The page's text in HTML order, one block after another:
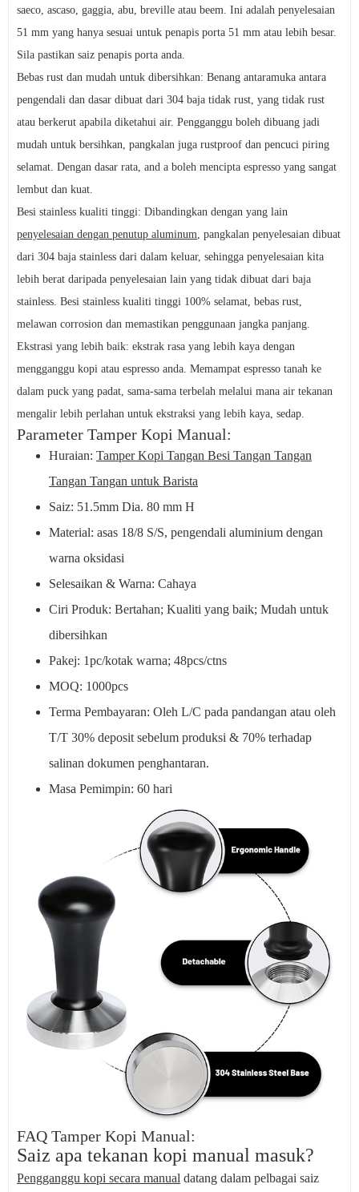
saeco, ascaso, gaggia, abu, breville atau beem. Ini adalah penyelesaian
51 mm yang hanya sesuai untuk penapis porta 51 mm atau lebih besar.
Sila pastikan saiz penapis porta anda.
Bebas rust dan mudah untuk dibersihkan: Benang antaramuka antara
pengendali dan dasar dibuat dari 304 baja tidak rust, yang tidak rust
atau berkerut apabila diketahui air. Pengganggu boleh dibuang jadi
mudah untuk bersihkan, pangkalan juga rustproof dan pencuci piring
selamat. Dengan dasar rata, and a boleh mencipta espresso yang sangat
lembut dan kuat.
Besi stainless kualiti tinggi: Dibandingkan dengan yang lain
penyelesaian dengan penutup aluminum, pangkalan penyelesaian dibuat
dari 304 baja stainless dari dalam keluar, sehingga penyelesaian kita
lebih berat daripada penyelesaian lain yang tidak dibuat dari baja
stainless. Besi stainless kualiti tinggi 100% selamat, bebas rust,
melawan corrosion dan memastikan penggunaan jangka panjang.
Ekstrasi yang lebih baik: ekstrak rasa yang lebih kaya dengan
mengganggu kopi atau espresso anda. Memampat espresso tanah ke
dalam puck yang padat, sama-sama terbelah melalui mana air tekanan
mengalir lebih perlahan untuk ekstraksi yang lebih kaya, sedap.
Parameter Tamper Kopi Manual:
Huraian: Tamper Kopi Tangan Besi Tangan Tangan
Tangan Tangan untuk Barista
Saiz: 51.5mm Dia. 80 mm H
Material: asas 18/8 S/S, pengendali aluminium dengan
warna oksidasi
Selesaikan & Warna: Cahaya
Ciri Produk: Bertahan; Kualiti yang baik; Mudah untuk
dibersihkan
Pakej: 1pc/kotak warna; 48pcs/ctns
MOQ: 1000pcs
Terma Pembayaran: Oleh L/C pada pandangan atau oleh
T/T 30% deposit sebelum produksi & 70% terhadap
salinan dokumen penghantaran.
Masa Pemimpin: 60 hari
FAQ Tamper Kopi Manual:
Saiz apa tekanan kopi manual masuk?
Pengganggu kopi secara manual datang dalam pelbagai saiz